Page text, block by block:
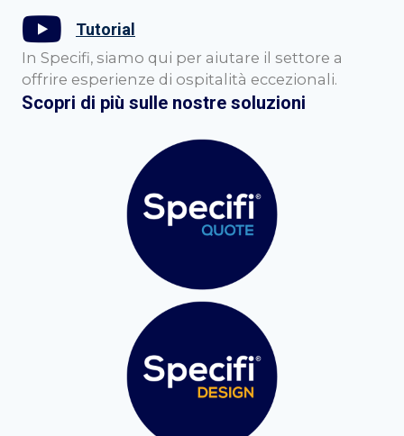
Tutorial
In Specifi, siamo qui per aiutare il settore a
offrire esperienze di ospitalità eccezionali.
Scopri di più sulle nostre soluzioni